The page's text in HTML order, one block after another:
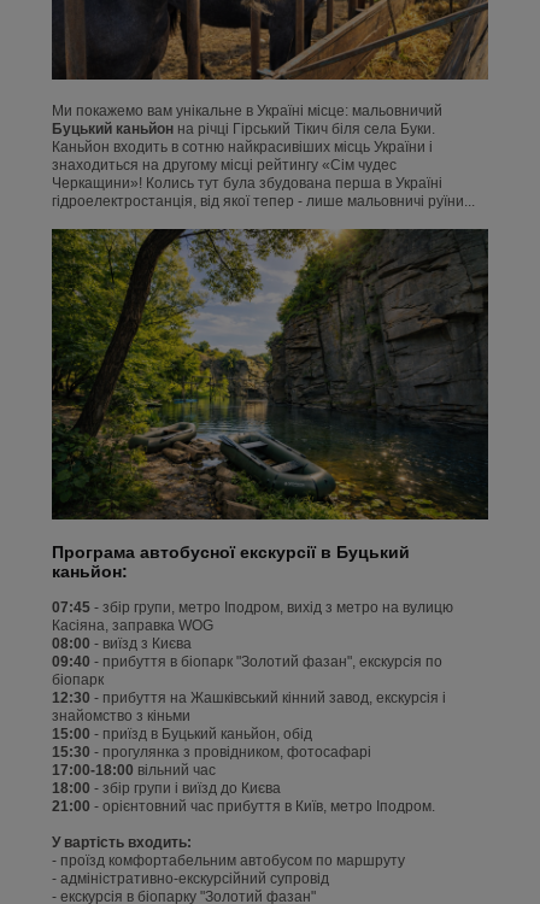
Ми покажемо вам унікальне в Україні місце: мальовничий
Буцький каньйон на річці Гірський Тікич біля села Буки.
Каньйон входить в сотню найкрасивіших місць України і
знаходиться на другому місці рейтингу «Сім чудес
Черкащини»! Колись тут була збудована перша в Україні
гідроелектростанція, від якої тепер - лише мальовничі руїни...
Програма автобусної екскурсії в Буцький
каньйон:
07:45 - збір групи, метро Іподром, вихід з метро на вулицю
Касіяна, заправка WOG
08:00 - виїзд з Києва
09:40 - прибуття в біопарк "Золотий фазан", екскурсія по
біопарк
12:30 - прибуття на Жашківський кінний завод, екскурсія і
знайомство з кіньми
15:00 - приїзд в Буцький каньйон, обід
15:30 - прогулянка з провідником, фотосафарі
17:00-18:00 вільний час
18:00 - збір групи і виїзд до Києва
21:00 - орієнтовний час прибуття в Київ, метро Іподром.
У вартість входить:
- проїзд комфортабельним автобусом по маршруту
- адміністративно-екскурсійний супровід
- екскурсія в біопарку "Золотий фазан"